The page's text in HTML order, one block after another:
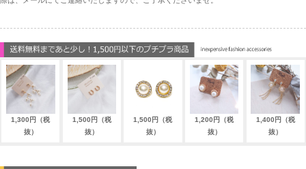
1,300円（税
抜）
1,500円（税
抜）
1,500円（税
抜）
1,200円（税
抜）
1,400円（税
抜）